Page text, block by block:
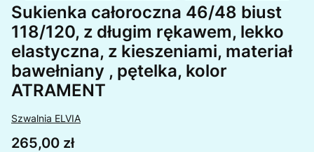
Sukienka całoroczna 46/48 biust
118/120, z długim rękawem, lekko
elastyczna, z kieszeniami, materiał
bawełniany , pętelka, kolor
ATRAMENT
Szwalnia ELVIA
Cena
265,00 zł